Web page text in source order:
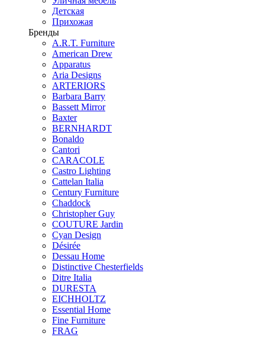
Детская
Прихожая
Бренды
A.R.T. Furniture
American Drew
Apparatus
Aria Designs
ARTERIORS
Barbara Barry
Bassett Mirror
Baxter
BERNHARDT
Bonaldo
Cantori
CARACOLE
Castro Lighting
Cattelan Italia
Century Furniture
Chaddock
Christopher Guy
COUTURE Jardin
Cyan Design
Désirée
Dessau Home
Distinctive Chesterfields
Ditre Italia
DURESTA
EICHHOLTZ
Essential Home
Fine Furniture
FRAG